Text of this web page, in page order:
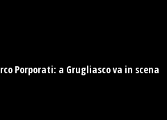
Porporati: a Grugliasco va in scena